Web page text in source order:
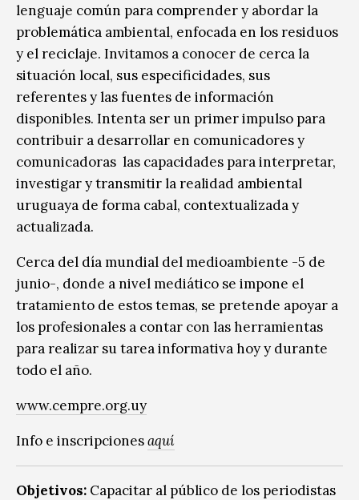
lenguaje común para comprender y abordar la
problemática ambiental, enfocada en los residuos
y el reciclaje. Invitamos a conocer de cerca la
situación local, sus especificidades, sus
referentes y las fuentes de información
disponibles. Intenta ser un primer impulso para
contribuir a desarrollar en comunicadores y
comunicadoras las capacidades para interpretar,
investigar y transmitir la realidad ambiental
uruguaya de forma cabal, contextualizada y
actualizada.
Cerca del día mundial del medioambiente -5 de
junio-, donde a nivel mediático se impone el
tratamiento de estos temas, se pretende apoyar a
los profesionales a contar con las herramientas
para realizar su tarea informativa hoy y durante
todo el año.
www.cempre.org.uy
Info e inscripcionesaquí
Objetivos: Capacitar al público de los periodistas